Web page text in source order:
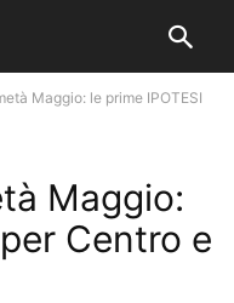
Maggio: le prime IPOTESI
Maggio:
Centro e